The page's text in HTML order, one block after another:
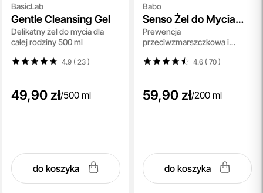
BasicLab
Gentle Cleansing Gel
Delikatny żel do mycia dla
całej rodziny 500 ml
4.9 ( 23)
49,90 zł/500 ml
do koszyka
Babo
Senso Żel do Mycia
Twarzy
Prewencja
przeciwzmarszczkowa i
4.6 ( 70)
59,90 zł/200 ml
do koszyka